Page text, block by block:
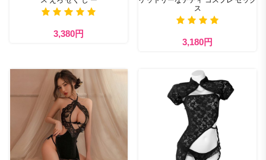
3,380円
ス
3,180円